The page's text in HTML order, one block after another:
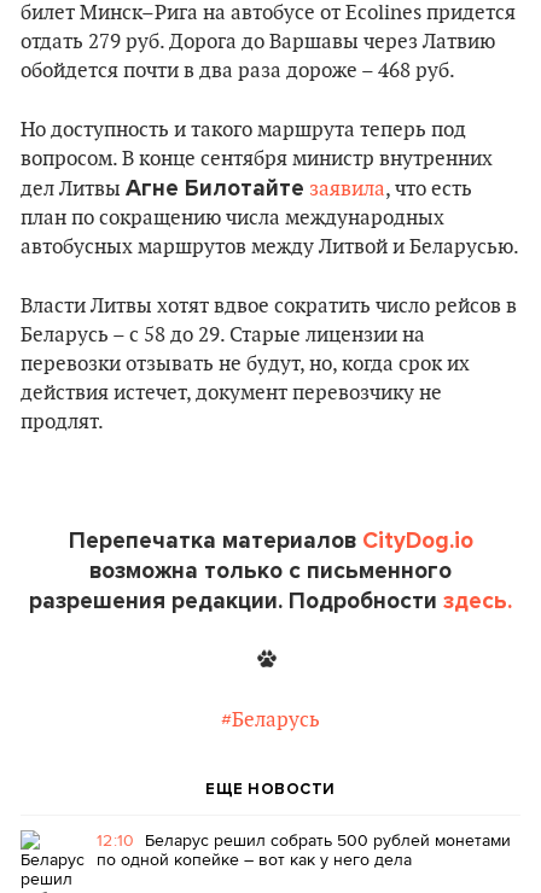
билет Минск–Рига на автобусе от Ecolines придется
отдать 279 руб. Дорога до Варшавы через Латвию
обойдется почти в два раза дороже – 468 руб.
Но доступность и такого маршрута теперь под
вопросом. В конце сентября министр внутренних
дел Литвы Агне Билотайте заявила, что есть
план по сокращению числа международных
автобусных маршрутов между Литвой и Беларусью.
Власти Литвы хотят вдвое сократить число рейсов в
Беларусь – с 58 до 29. Старые лицензии на
перевозки отзывать не будут, но, когда срок их
действия истечет, документ перевозчику не
продлят.
Перепечатка материалов CityDog.io
возможна только с письменного
разрешения редакции. Подробности здесь.
#Беларусь
ЕЩЕ НОВОСТИ
12:10 Беларус решил собрать 500 рублей монетами
по одной копейке – вот как у него дела